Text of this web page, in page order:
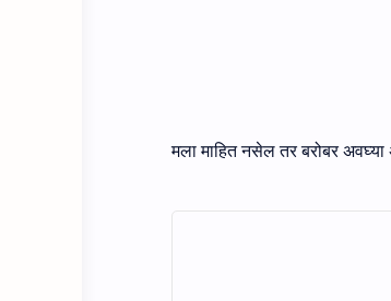
मला माहित नसेल तर बरोबर